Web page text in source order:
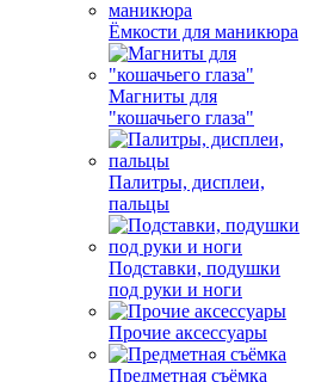
Ёмкости для маникюра
Магниты для
"кошачьего глаза"
Палитры, дисплеи,
пальцы
Подставки, подушки
под руки и ноги
Прочие аксессуары
Предметная съёмка